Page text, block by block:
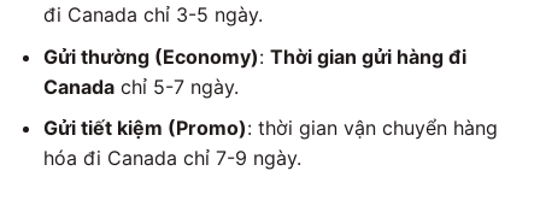
đi Canada chỉ 3-5 ngày.
Gửi thường (Economy): Thời gian gửi hàng đi
Canadachỉ 5-7 ngày.
Gửi tiết kiệm (Promo): thời gian vận chuyển hàng
hóa đi Canada chỉ 7-9 ngày.